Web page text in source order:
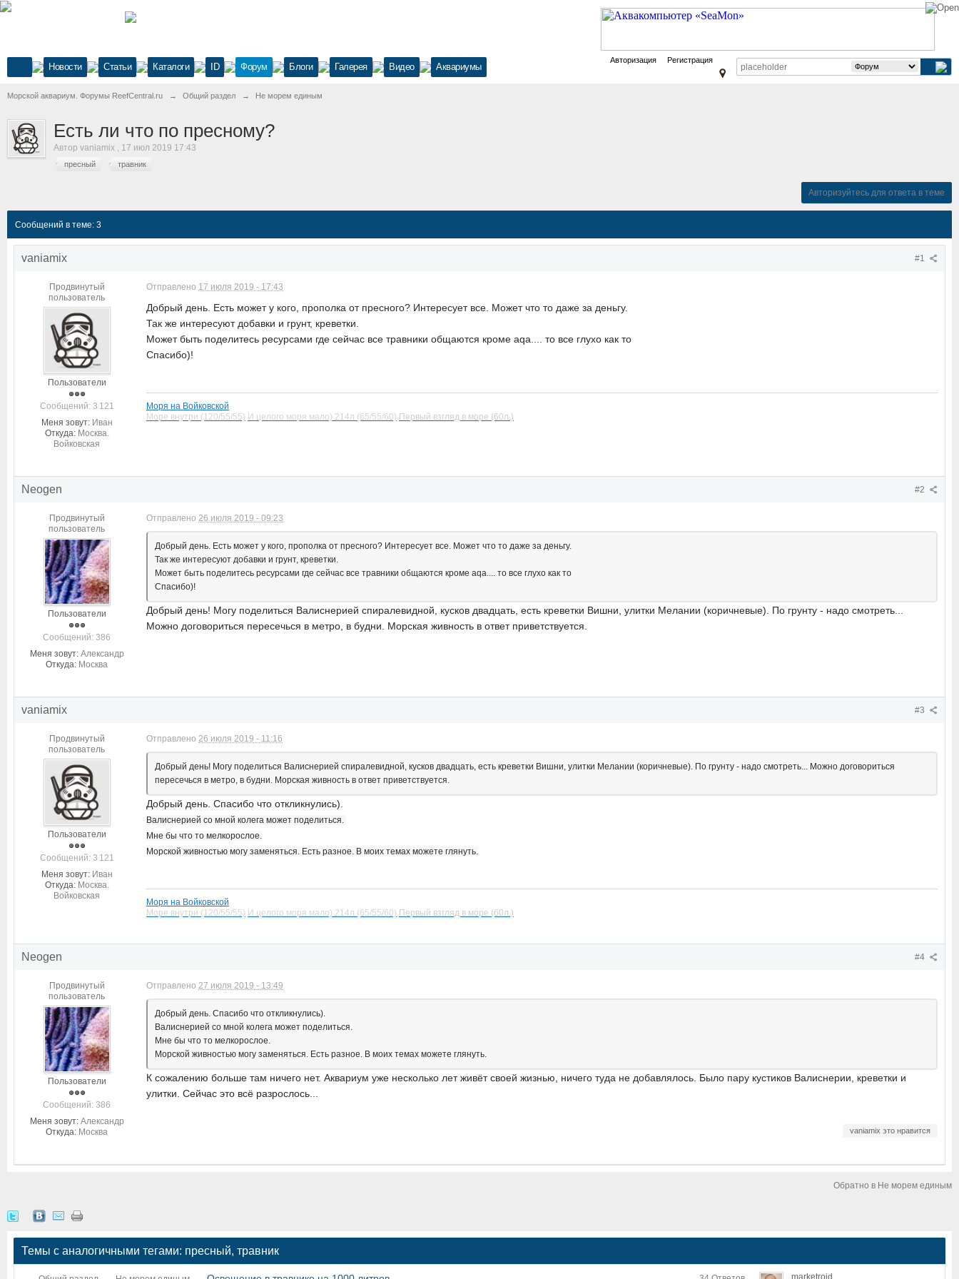
Новости Статьи Каталоги ID Форум Блоги Галерея Видео Аквариумы
Авторизация Регистрация
Морской аквариум. Форумы ReefCentral.ru → Общий раздел → Не морем единым
Есть ли что по пресному?
Автор vaniamix , 17 июл 2019 17:43
пресный травник
Авторизуйтесь для ответа в теме
Сообщений в теме: 3
#1
vaniamix
Продвинутый
пользователь
Пользователи
Cообщений: 3 121
Меня зовут: Иван
Откуда: Москва.
Войковская
Отправлено 17 июля 2019 - 17:43
Добрый день. Есть может у кого, прополка от пресного? Интересует все. Может что то даже за деньгу.
Так же интересуют добавки и грунт, креветки.
Может быть поделитесь ресурсами где сейчас все травники общаются кроме aqa.... то все глухо как то
Спасибо)!
Моря на Войковской
Море внутри (120/55/55) И целого моря мало) 214л (65/55/60) Первый взгляд в море (60л.)
#2
Neogen
Продвинутый
пользователь
Пользователи
Cообщений: 386
Меня зовут: Александр
Откуда: Москва
Отправлено 26 июля 2019 - 09:23
Добрый день. Есть может у кого, прополка от пресного? Интересует все. Может что то даже за деньгу.
Так же интересуют добавки и грунт, креветки.
Может быть поделитесь ресурсами где сейчас все травники общаются кроме aqa.... то все глухо как то
Спасибо)!
Добрый день! Могу поделиться Валиснерией спиралевидной, кусков двадцать, есть креветки Вишни, улитки Мелании (коричневые). По грунту - надо смотреть...
Можно договориться пересечься в метро, в будни. Морская живность в ответ приветствуется.
#3
vaniamix
Продвинутый
пользователь
Пользователи
Cообщений: 3 121
Меня зовут: Иван
Откуда: Москва.
Войковская
Отправлено 26 июля 2019 - 11:16
Добрый день! Могу поделиться Валиснерией спиралевидной, кусков двадцать, есть креветки Вишни, улитки Мелании (коричневые). По грунту - надо смотреть... Можно договориться
пересечься в метро, в будни. Морская живность в ответ приветствуется.
Добрый день. Спасибо что откликнулись).
Валиснерией со мной колега может поделиться.
Мне бы что то мелкорослое.
Морской живностью могу заменяться. Есть разное. В моих темах можете глянуть.
Моря на Войковской
Море внутри (120/55/55) И целого моря мало) 214л (65/55/60) Первый взгляд в море (60л.)
#4
Neogen
Продвинутый
пользователь
Пользователи
Cообщений: 386
Меня зовут: Александр
Откуда: Москва
Отправлено 27 июля 2019 - 13:49
Добрый день. Спасибо что откликнулись).
Валиснерией со мной колега может поделиться.
Мне бы что то мелкорослое.
Морской живностью могу заменяться. Есть разное. В моих темах можете глянуть.
К сожалению больше там ничего нет. Аквариум уже несколько лет живёт своей жизнью, ничего туда не добавлялось. Было пару кустиков Валиснерии, креветки и
улитки. Сейчас это всё разрослось...
vaniamix это нравится
Обратно в Не морем единым
Темы с аналогичными тегами: пресный, травник
marketroid